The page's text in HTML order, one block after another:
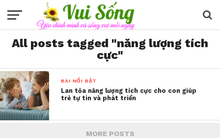
All posts tagged "năng lượng tích
cực"
BÀI NỔI BẬT
Lan tỏa năng lượng tích cực cho con giúp
trẻ tự tin và phát triển
MORE POSTS